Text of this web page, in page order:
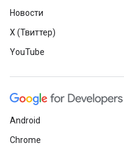
Новости
X (Твиттер)
YouTube
Android
Chrome